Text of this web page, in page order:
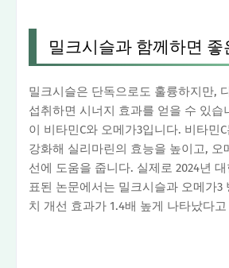
밀크시슬과 함께하면
밀크시슬은 단독으로도 훌륭하지만,
섭취하면 시너지 효과를 얻을 수 있습
이 비타민C와 오메가3입니다. 비타민
강화해 실리마린의 효능을 높이고, 오
선에 도움을 줍니다. 실제로 2024년
표된 논문에서는 밀크시슬과 오메가3
치 개선 효과가 1.4배 높게 나타났다